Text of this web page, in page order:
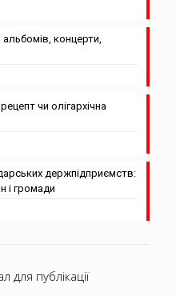
альбомів, концерти,
чи олігархічна
держпідприємств:
і громади
для публікації